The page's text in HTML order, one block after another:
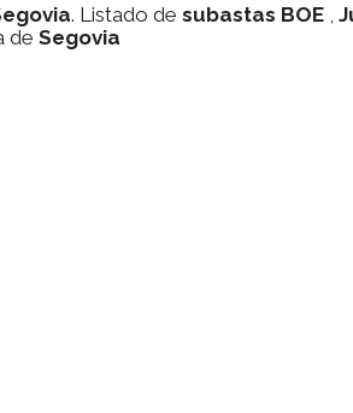
. Listado de subastas BOE ,
de Segovia